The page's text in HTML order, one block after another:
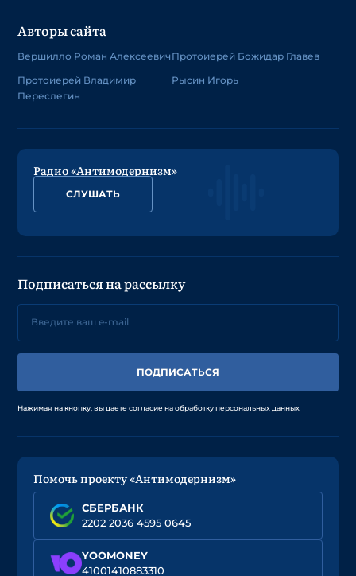
Авторы сайта
Вершилло Роман Алексеевич
Протоиерей Владимир
Переслегин
Протоиерей Божидар Главев
Рысин Игорь
Радио «Антимодернизм»
СЛУШАТЬ
Подписаться на рассылку
ПОДПИСАТЬСЯ
Нажимая на кнопку, вы даете согласие на обработку персональных данных
Помочь проекту «Антимодернизм»
СБЕРБАНК
2202 2036 4595 0645
YOOMONEY
41001410883310